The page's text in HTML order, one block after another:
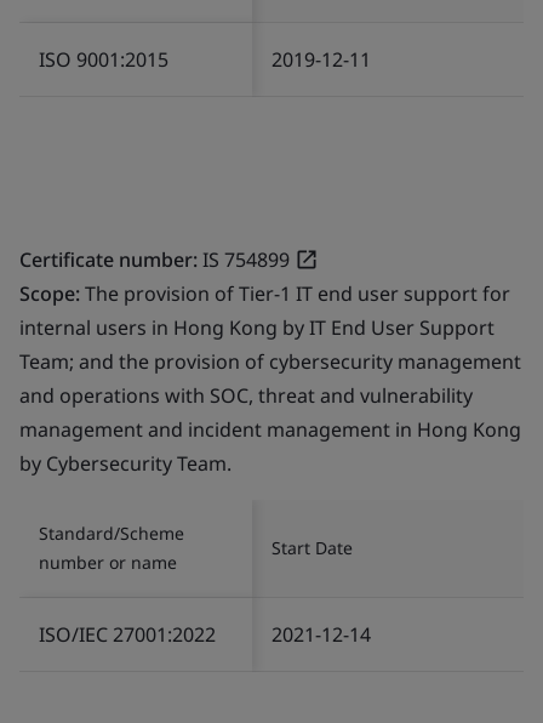
ISO 9001:2015 2019-12-11
Certificate number:IS 754899
Scope:The provision of Tier-1 IT end user support for
internal users in Hong Kong by IT End User Support
Team; and the provision of cybersecurity management
and operations with SOC, threat and vulnerability
management and incident management in Hong Kong
by Cybersecurity Team.
Standard/Scheme
number or name
Start Date
ISO/IEC 27001:2022 2021-12-14